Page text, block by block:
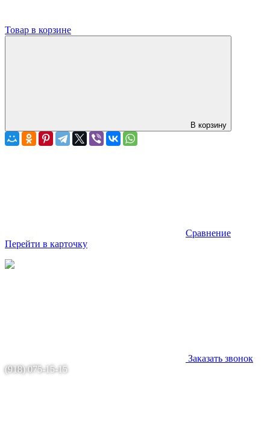
Товар в корзине
В корзину
Сравнение
Перейти в карточку
Заказать звонок
(918) 075-15-15